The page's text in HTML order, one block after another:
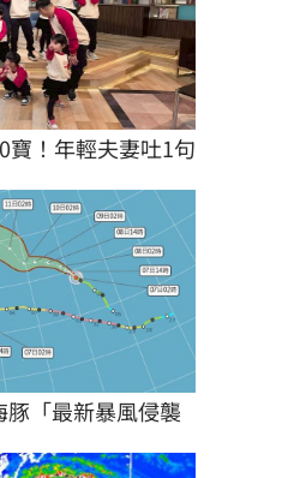
寶！年輕夫妻吐1句
「最新暴風侵襲